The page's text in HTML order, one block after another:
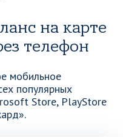
на карте
телефон
мобильное
популярных
Store, PlayStore